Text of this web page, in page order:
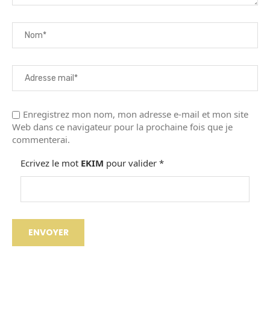
Enregistrez mon nom, mon adresse e-mail et mon site
Web dans ce navigateur pour la prochaine fois que je
commenterai.
Ecrivez le mot EKIM pour valider *